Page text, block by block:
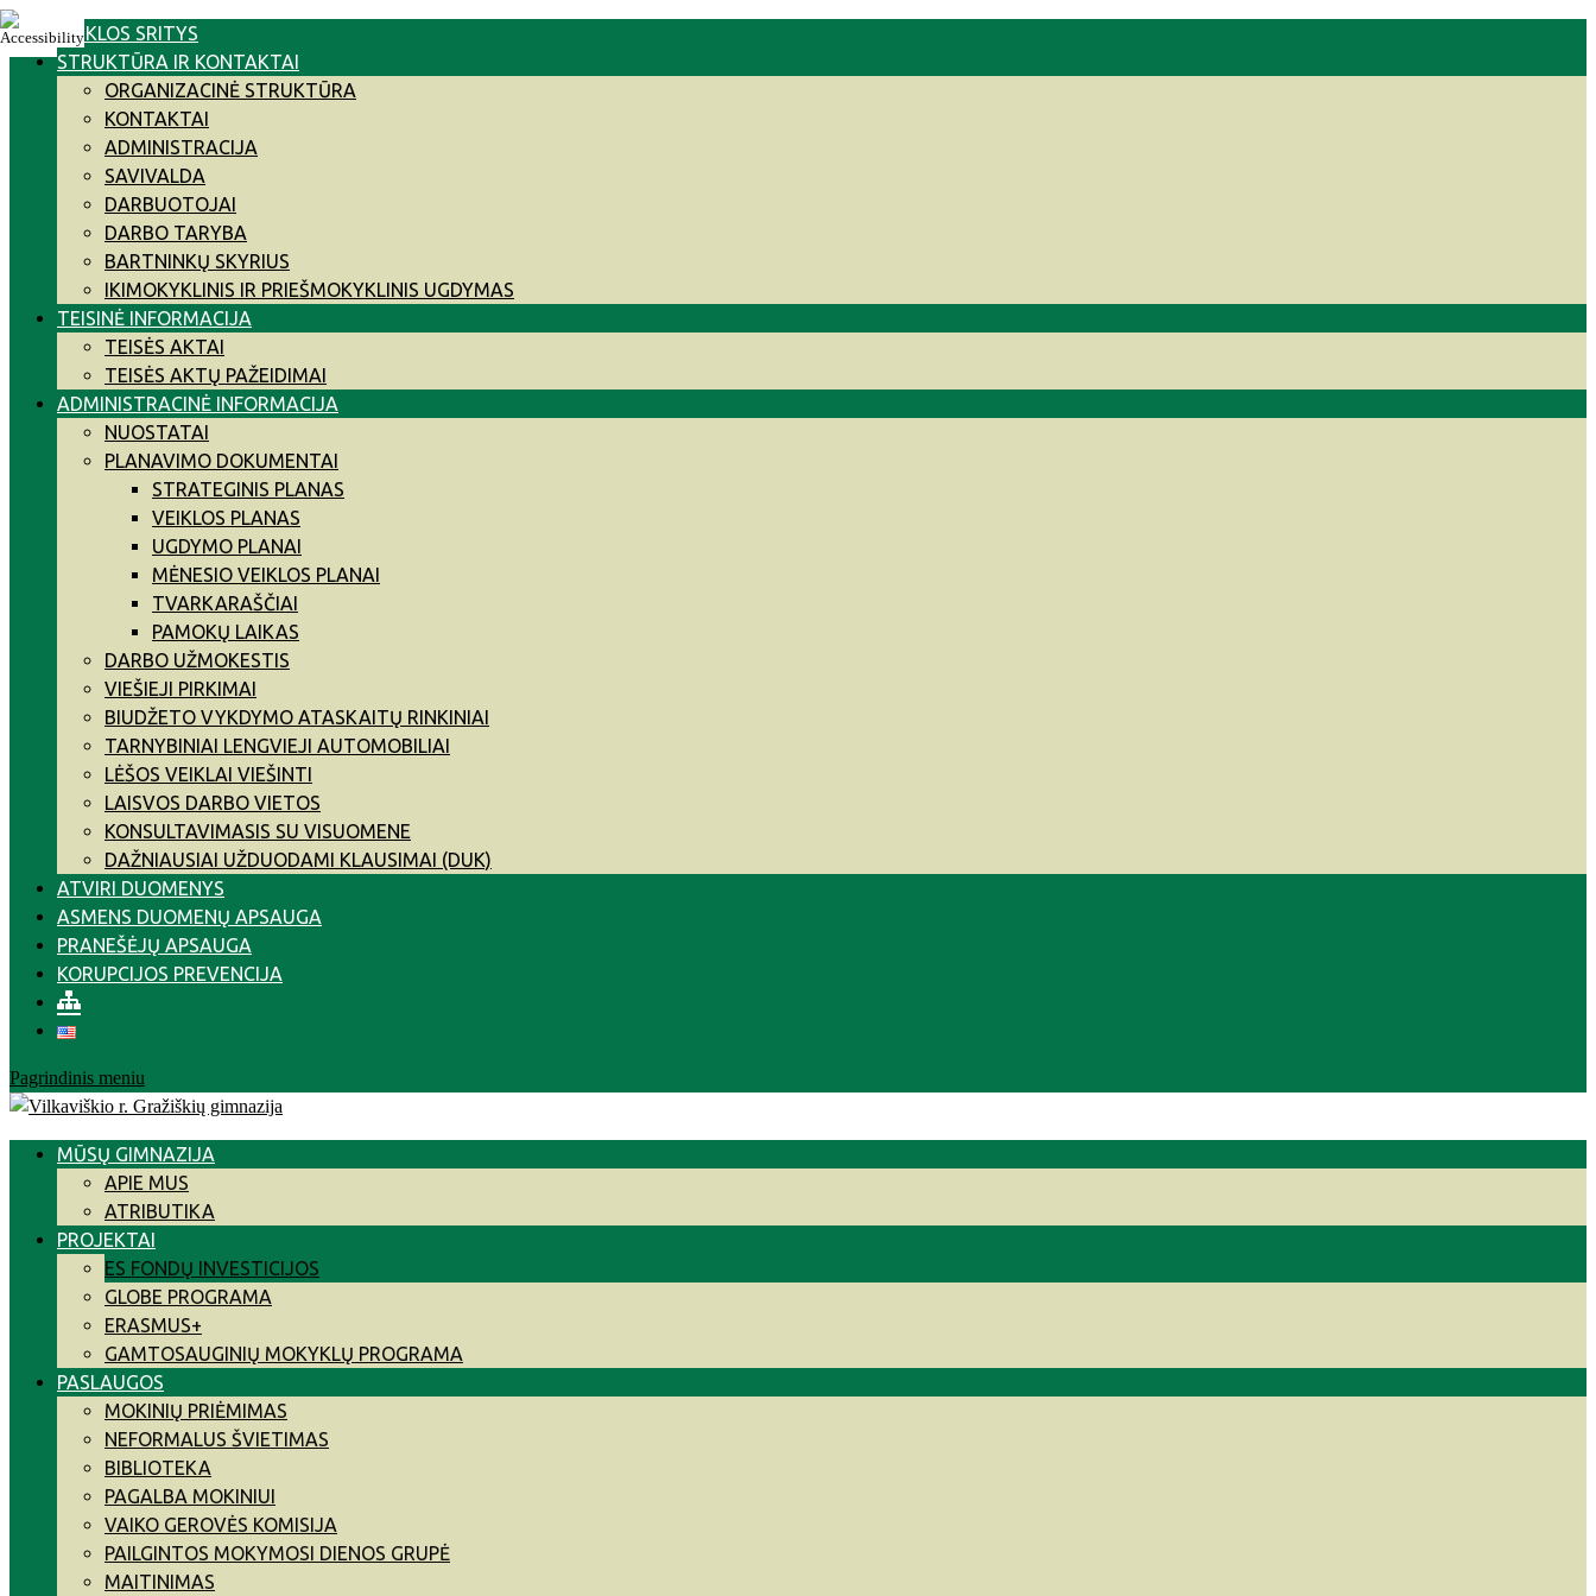
Skip
to
VEIKLOS SRITYS
STRUKTŪRA IR KONTAKTAI
ORGANIZACINĖ STRUKTŪRA
KONTAKTAI
ADMINISTRACIJA
SAVIVALDA
DARBUOTOJAI
DARBO TARYBA
BARTNINKŲ SKYRIUS
IKIMOKYKLINIS IR PRIEŠMOKYKLINIS UGDYMAS
TEISINĖ INFORMACIJA
TEISĖS AKTAI
TEISĖS AKTŲ PAŽEIDIMAI
ADMINISTRACINĖ INFORMACIJA
NUOSTATAI
PLANAVIMO DOKUMENTAI
STRATEGINIS PLANAS
VEIKLOS PLANAS
UGDYMO PLANAI
MĖNESIO VEIKLOS PLANAI
TVARKARAŠČIAI
PAMOKŲ LAIKAS
DARBO UŽMOKESTIS
VIEŠIEJI PIRKIMAI
BIUDŽETO VYKDYMO ATASKAITŲ RINKINIAI
TARNYBINIAI LENGVIEJI AUTOMOBILIAI
LĖŠOS VEIKLAI VIEŠINTI
LAISVOS DARBO VIETOS
KONSULTAVIMASIS SU VISUOMENE
DAŽNIAUSIAI UŽDUODAMI KLAUSIMAI (DUK)
ATVIRI DUOMENYS
ASMENS DUOMENŲ APSAUGA
PRANEŠĖJŲ APSAUGA
KORUPCIJOS PREVENCIJA
Pagrindinis meniu
MŪSŲ GIMNAZIJA
APIE MUS
ATRIBUTIKA
PROJEKTAI
ES FONDŲ INVESTICIJOS
GLOBE PROGRAMA
ERASMUS+
GAMTOSAUGINIŲ MOKYKLŲ PROGRAMA
PASLAUGOS
MOKINIŲ PRIĖMIMAS
NEFORMALUS ŠVIETIMAS
BIBLIOTEKA
PAGALBA MOKINIUI
VAIKO GEROVĖS KOMISIJA
PAILGINTOS MOKYMOSI DIENOS GRUPĖ
MAITINIMAS